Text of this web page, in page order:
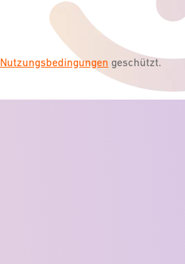
Nutzungsbedingungen geschützt.